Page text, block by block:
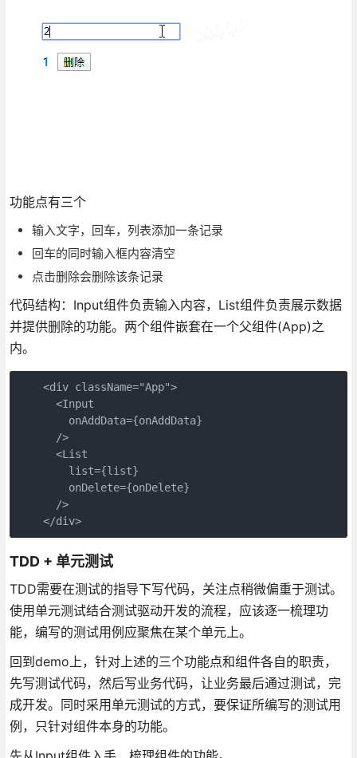
功能点有三个
输入文字，回车，列表添加一条记录
回车的同时输入框内容清空
点击删除会删除该条记录
代码结构：Input组件负责输入内容，List组件负责展示数据
并提供删除的功能。两个组件嵌套在一个父组件(App)之
内。
    <div className="App">
      <Input
        onAddData={onAddData}
      />
      <List
        list={list}
        onDelete={onDelete}
      />
    </div>
TDD + 单元测试
TDD需要在测试的指导下写代码，关注点稍微偏重于测试。
使用单元测试结合测试驱动开发的流程，应该逐一梳理功
能，编写的测试用例应聚焦在某个单元上。
回到demo上，针对上述的三个功能点和组件各自的职责，
先写测试代码，然后写业务代码，让业务最后通过测试，完
成开发。同时采用单元测试的方式，要保证所编写的测试用
例，只针对组件本身的功能。